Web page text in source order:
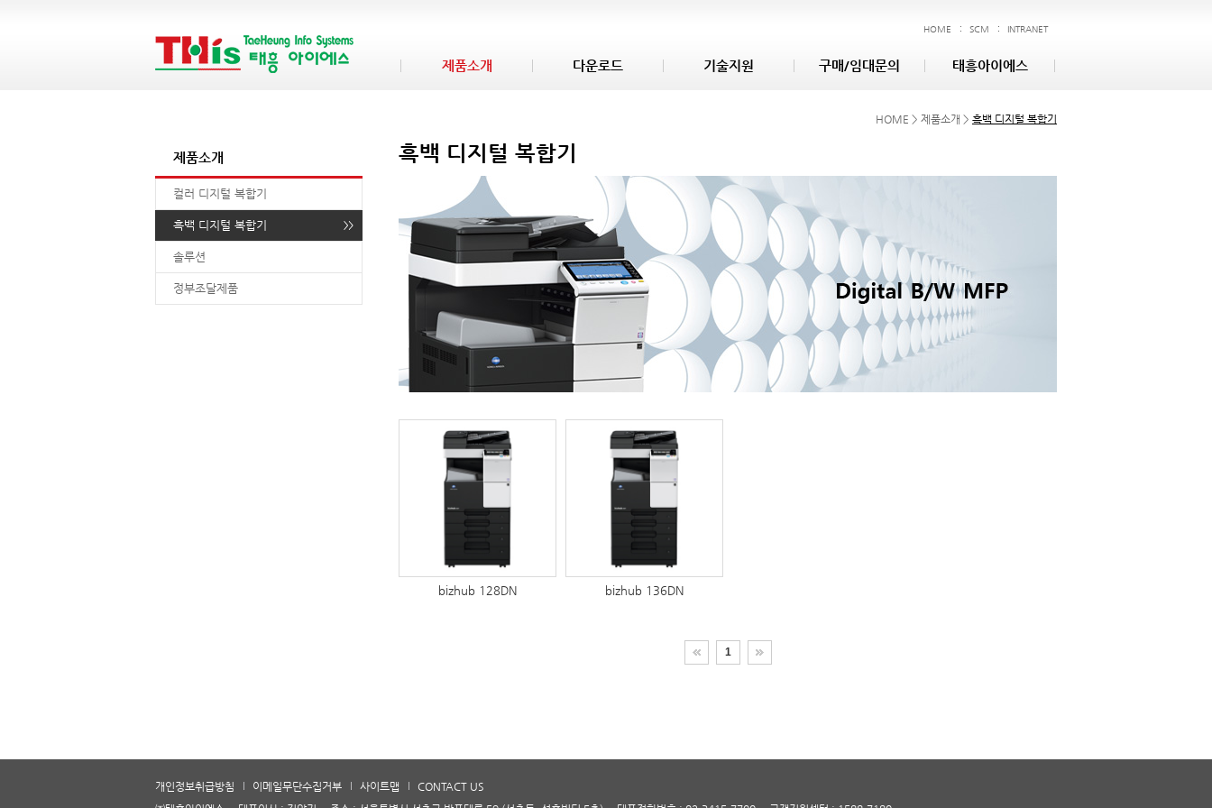
HOME SCM INTRANET
제품소개 다운로드 기술지원 구매/임대문의 태흥아이에스
제품소개
컬러 디지털 복합기
흑백 디지털 복합기
솔루션
정부조달제품
흑백 디지털 복합기
HOME > 제품소개 > 흑백 디지털 복합기
bizhub 128DN bizhub 136DN
1
개인정보취급방침 이메일무단수집거부 사이트맵 CONTACT US